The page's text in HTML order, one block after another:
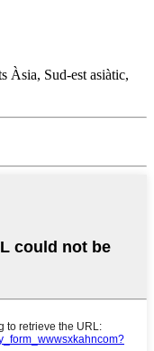
Àsia, Sud-est asiàtic,